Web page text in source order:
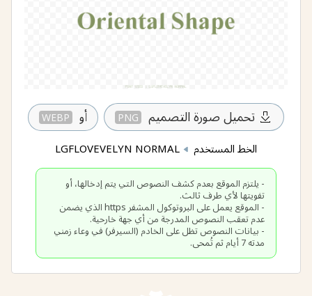
تحميل صورة التصميم PNG أو WEBP
الخط المستخدم LGFLOVEVELYN NORMAL
- يلتزم الموقع بعدم كشف النصوص التي يتم إدخالها، أو
- الموقع يعمل على البروتوكول المشفر https الذي يضمن
- بيانات النصوص تظل على الخادم (السيرفر) في وعاء زمني
مدته 7 أيام ثم تُمحى.